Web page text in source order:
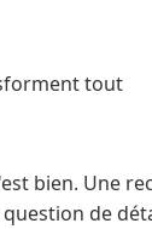
tout
bien. Une
de